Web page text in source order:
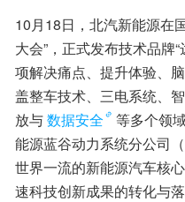
10月18日，北汽新能源在
大会”，正式发布技术品牌
项解决痛点、提升体验、
盖整车技术、三电系统、
放与数据安全
等多个领
能源蓝谷动力系统分公司
世界一流的新能源汽车核
速科技创新成果的转化与落